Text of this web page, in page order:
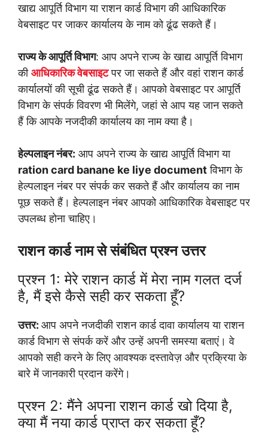
खाद्य आपूर्ति विभाग या राशन कार्ड विभाग की आधिकारिक
वेबसाइट पर जाकर कार्यालय के नाम को ढूंढ सकते हैं।
राज्य के आपूर्ति विभाग: आप अपने राज्य के खाद्य आपूर्ति विभाग
कीआधिकारिक वेबसाइटपर जा सकते हैं और वहां राशन कार्ड
कार्यालयों की सूची ढूंढ सकते हैं। आपको वेबसाइट पर आपूर्ति
विभाग के संपर्क विवरण भी मिलेंगे, जहां से आप यह जान सकते
हैं कि आपके नजदीकी कार्यालय का नाम क्या है।
हेल्पलाइन नंबर: आप अपने राज्य के खाद्य आपूर्ति विभाग या
ration card banane ke liye documentविभाग के
हेल्पलाइन नंबर पर संपर्क कर सकते हैं और कार्यालय का नाम
पूछ सकते हैं। हेल्पलाइन नंबर आपको आधिकारिक वेबसाइट पर
उपलब्ध होना चाहिए।
राशन कार्ड नाम से संबंधित प्रश्न उत्तर
प्रश्न 1: मेरे राशन कार्ड में मेरा नाम गलत दर्ज
है, मैं इसे कैसे सही कर सकता हूँ?
उत्तर: आप अपने नजदीकी राशन कार्ड दावा कार्यालय या राशन
कार्ड विभाग से संपर्क करें और उन्हें अपनी समस्या बताएं। वे
आपको सही करने के लिए आवश्यक दस्तावेज़ और प्रक्रिया के
बारे में जानकारी प्रदान करेंगे।
प्रश्न 2: मैंने अपना राशन कार्ड खो दिया है,
क्या मैं नया कार्ड प्राप्त कर सकता हूँ?